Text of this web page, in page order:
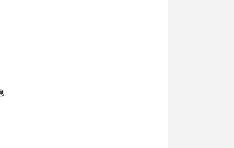
.